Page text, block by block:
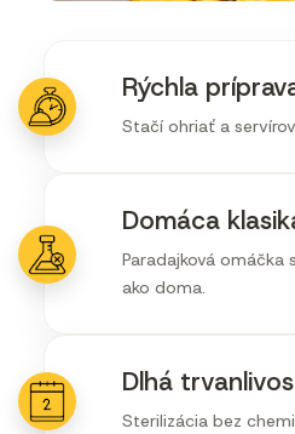
Rýchla
Stačí ohriať a
Domáca
Paradajková omáčka
ako doma.
Dlhá
Sterilizácia bez